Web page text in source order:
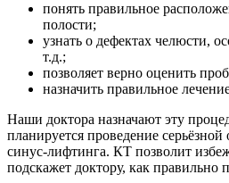
понять правильное
полости;
узнать о дефектах челюсти,
т.д.;
позволяет верно оценить
назначить правильное
Наши доктора назначают эту
планируется проведение
синус-лифтинга. КТ позволит
подскажет доктору, как правильно